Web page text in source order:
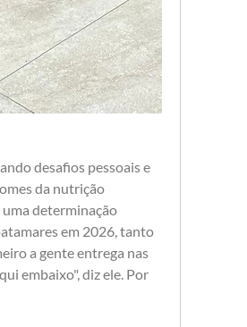
desafios pessoais e
da nutrição
uma determinação
em 2026, tanto
a gente entrega nas
embaixo", diz ele. Por